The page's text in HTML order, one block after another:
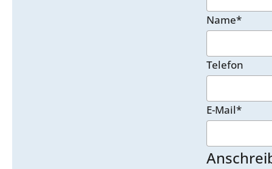
Name*
Telefon
E-Mail*